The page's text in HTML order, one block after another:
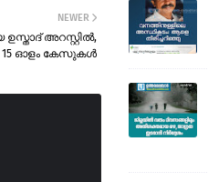
NEWER
അറസ്റ്റിൽ,
15 ഓളം കേസുകൾ